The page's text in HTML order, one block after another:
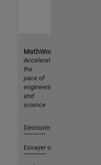
MathWorks
Accelerating
the
pace of
engineering
and
science
Découvrir les produits
Essayer ou acheter